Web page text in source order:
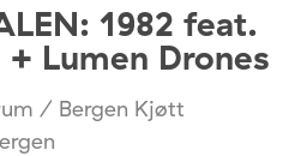
1982 feat.
Lumen Drones
/ Bergen Kjøtt